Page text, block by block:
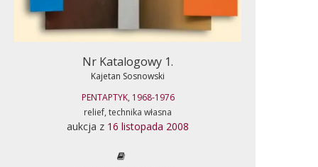
Nr Katalogowy 1.
Kajetan Sosnowski
PENTAPTYK, 1968-1976
relief, technika własna
aukcja z 16 listopada 2008